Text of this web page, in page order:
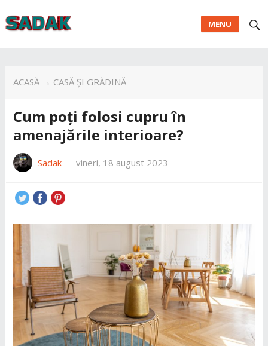
MENU
ACASĂ→ CASĂ ȘI GRĂDINĂ
Cum poți folosi cupru în
amenajările interioare?
Sadak— vineri, 18 august 2023